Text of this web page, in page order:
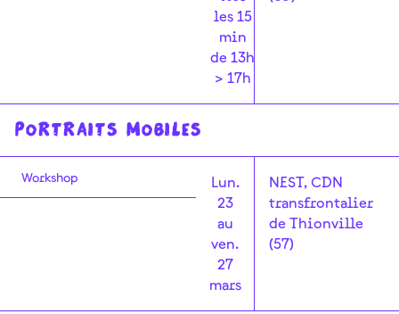
les 15
min
de 13h
> 17h
PORTRAITS MOBILES
Lun.
23
au
ven.
27
mars
NEST, CDN
transfrontalier
de Thionville
(57)
Workshop